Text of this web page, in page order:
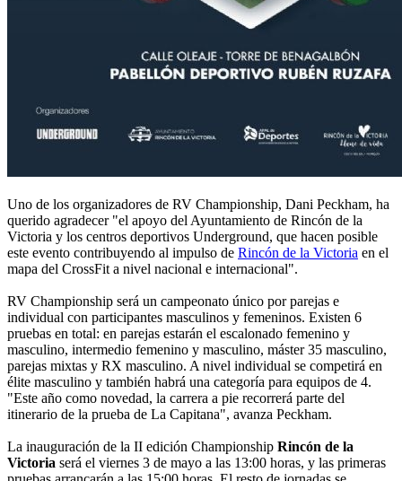
Uno de los organizadores de RV Championship, Dani Peckham, ha
querido agradecer "el apoyo del Ayuntamiento de Rincón de la
Victoria y los centros deportivos Underground, que hacen posible
este evento contribuyendo al impulso de Rincón de la Victoria en el
mapa del CrossFit a nivel nacional e internacional".
RV Championship será un campeonato único por parejas e
individual con participantes masculinos y femeninos. Existen 6
pruebas en total: en parejas estarán el escalonado femenino y
masculino, intermedio femenino y masculino, máster 35 masculino,
parejas mixtas y RX masculino. A nivel individual se competirá en
élite masculino y también habrá una categoría para equipos de 4.
"Este año como novedad, la carrera a pie recorrerá parte del
itinerario de la prueba de La Capitana", avanza Peckham.
La inauguración de la II edición Championship Rincón de la
Victoria será el viernes 3 de mayo a las 13:00 horas, y las primeras